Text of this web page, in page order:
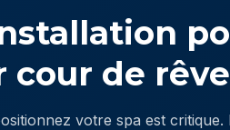
de
votre spa est critique.